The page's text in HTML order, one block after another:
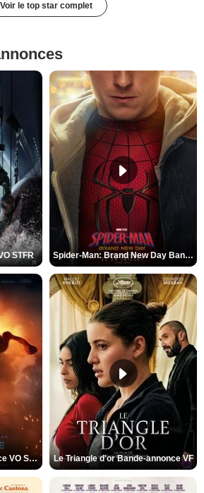
Voir le top star complet
STFR Spider-Man: Brand New Day Bande-annonce VO STFR
L'Odyssée Bande-annonce VO STFR Le Triangle d'or Bande-annonce VF